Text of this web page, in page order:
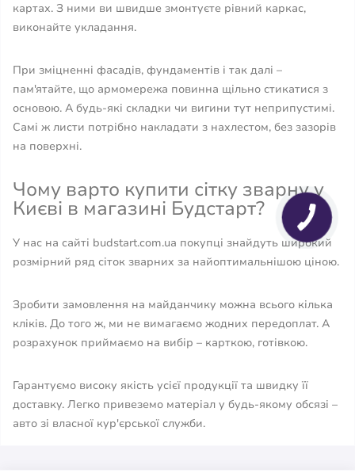
картах. З ними ви швидше змонтуєте рівний каркас,
виконайте укладання.
При зміцненні фасадів, фундаментів і так далі –
пам'ятайте, що армомережа повинна щільно стикатися з
основою. А будь-які складки чи вигини тут неприпустимі.
Самі ж листи потрібно накладати з нахлестом, без зазорів
на поверхні.
Чому варто купити сітку зварну у
Києві в магазині Будстарт?
У нас на сайті budstart.com.ua покупці знайдуть широкий
розмірний ряд сіток зварних за найоптимальнішою ціною.
Зробити замовлення на майданчику можна всього кілька
кліків. До того ж, ми не вимагаємо жодних передоплат. А
розрахунок приймаємо на вибір – карткою, готівкою.
Гарантуємо високу якість усієї продукції та швидку її
доставку. Легко привеземо матеріал у будь-якому обсязі –
авто зі власної кур'єрської служби.